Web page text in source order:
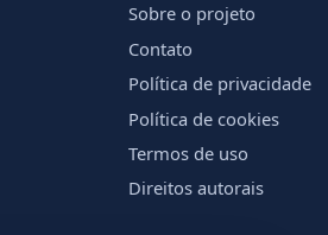
Sobre o projeto
Contato
Política de privacidade
Política de cookies
Termos de uso
Direitos autorais